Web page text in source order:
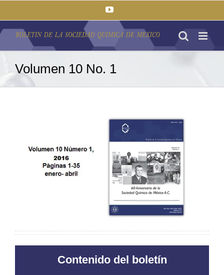
YouTube
Volumen 10 No. 1
Contenido del boletín